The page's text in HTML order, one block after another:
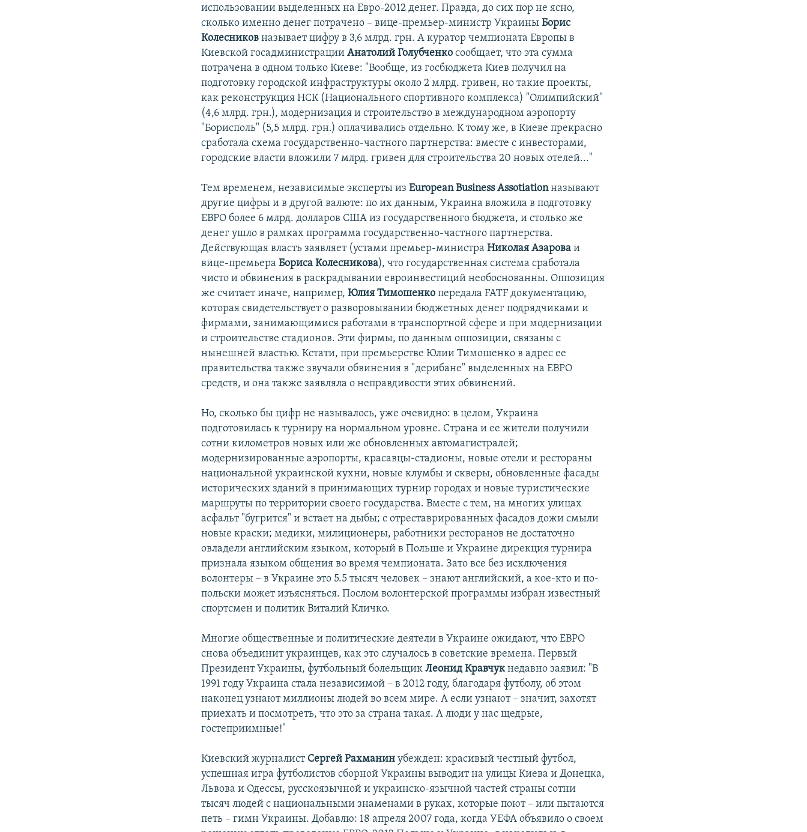
использовании выделенных на Евро-2012 денег. Правда, до сих пор не ясно,
сколько именно денег потрачено – вице-премьер-министр УкраиныБорис
Колесников называет цифру в 3,6 млрд. грн. А куратор чемпионата Европы в
Киевской госадминистрацииАнатолий Голубченко сообщает, что эта сумма
потрачена в одном только Киеве: "Вообще, из госбюджета Киев получил на
подготовку городской инфраструктуры около 2 млрд. гривен, но такие проекты,
как реконструкция НСК (Национального спортивного комплекса) "Олимпийский"
(4,6 млрд. грн.), модернизация и строительство в международном аэропорту
"Борисполь" (5,5 млрд. грн.) оплачивались отдельно. К тому же, в Киеве прекрасно
сработала схема государственно-частного партнерства: вместе с инвесторами,
городские власти вложили 7 млрд. гривен для строительства 20 новых отелей..."
Тем временем, независимые эксперты изEuropean Business Assotiationназывают
другие цифры и в другой валюте: по их данным, Украина вложила в подготовку
ЕВРО более 6 млрд. долларов США из государственного бюджета, и столько же
денег ушло в рамках программа государственно-частного партнерства.
Действующая власть заявляет (устами премьер-министраНиколая Азарова и
вице-премьераБориса Колесникова), что государственная система сработала
чисто и обвинения в раскрадывании евроинвестиций необоснованны. Оппозиция
же считает иначе, например,Юлия Тимошенко передала FATF документацию,
которая свидетельствует о разворовывании бюджетных денег подрядчиками и
фирмами, занимающимися работами в транспортной сфере и при модернизации
и строительстве стадионов. Эти фирмы, по данным оппозиции, связаны с
нынешней властью. Кстати, при премьерстве Юлии Тимошенко в адрес ее
правительства также звучали обвинения в "дерибане" выделенных на ЕВРО
средств, и она также заявляла о неправдивости этих обвинений.
Но, сколько бы цифр не называлось, уже очевидно: в целом, Украина
подготовилась к турниру на нормальном уровне. Страна и ее жители получили
сотни километров новых или же обновленных автомагистралей;
модернизированные аэропорты, красавцы-стадионы, новые отели и рестораны
национальной украинской кухни, новые клумбы и скверы, обновленные фасады
исторических зданий в принимающих турнир городах и новые туристические
маршруты по территории своего государства. Вместе с тем, на многих улицах
асфальт "бугрится" и встает на дыбы; с отреставрированных фасадов дожи смыли
новые краски; медики, милиционеры, работники ресторанов не достаточно
овладели английским языком, который в Польше и Украине дирекция турнира
признала языком общения во время чемпионата. Зато все без исключения
волонтеры – в Украине это 5.5 тысяч человек – знают английский, а кое-кто и по-
польски может изъясняться. Послом волонтерской программы избран известный
спортсмен и политик Виталий Кличко.
Многие общественные и политические деятели в Украине ожидают, что ЕВРО
снова объединит украинцев, как это случалось в советские времена. Первый
Президент Украины, футбольный болельщикЛеонид Кравчукнедавно заявил: "В
1991 году Украина стала независимой – в 2012 году, благодаря футболу, об этом
наконец узнают миллионы людей во всем мире. А если узнают – значит, захотят
приехать и посмотреть, что это за страна такая. А люди у нас щедрые,
гостеприимные!"
Киевский журналист Сергей Рахманин убежден: красивый честный футбол,
успешная игра футболистов сборной Украины выводит на улицы Киева и Донецка,
Львова и Одессы, русскоязычной и украинско-язычной частей страны сотни
тысяч людей с национальными знаменами в руках, которые поют – или пытаются
петь – гимн Украины. Добавлю: 18 апреля 2007 года, когда УЕФА объявило о своем